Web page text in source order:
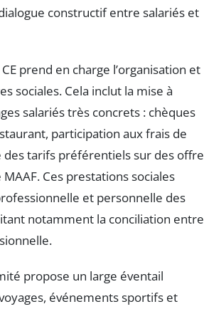
constructif entre salariés et
prend en charge l’organisation et
sociales. Cela inclut la mise à
salariés très concrets : chèques
participation aux frais de
des tarifs préférentiels sur des
Ces prestations sociales
et personnelle des
notamment la conciliation entre
propose un large éventail
événements sportifs et